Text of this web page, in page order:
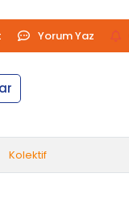
Yorum Yaz
Kolektif